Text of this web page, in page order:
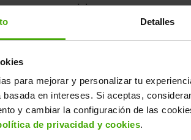
Detalles
para mejorar y personalizar tu
basada en intereses. Si aceptas,
y cambiar la configuración de las
de privacidad y cookies.
y emisiones
10segundos
102CO2
otros datos
Ancho
Alto
1,47m